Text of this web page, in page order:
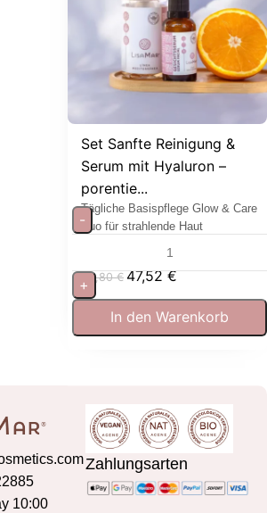
Set Sanfte Reinigung &
Serum mit Hyaluron –
porentie...
Tägliche Basispflege Glow & Care
Duo für strahlende Haut
52,80€ 47,52€
-
+
In den Warenkorb
10:00
Zahlungsarten